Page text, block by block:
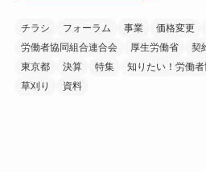
チラシ フォーラム 事業 価格変更
労働者協同組合連合会
厚生労働省 契
東京都
決算 特集 知りたい！労働
草刈り
資料